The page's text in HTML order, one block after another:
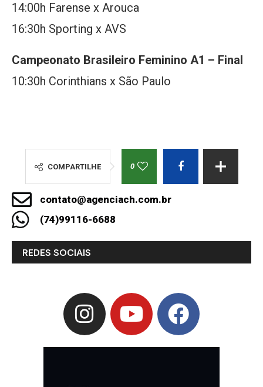
14:00h Farense x Arouca
16:30h Sporting x AVS
Campeonato Brasileiro Feminino A1 – Final
10:30h Corinthians x São Paulo
COMPARTILHE 0
contato@agenciach.com.br
(74)99116-6688
REDES SOCIAIS